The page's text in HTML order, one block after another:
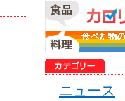
ニュース